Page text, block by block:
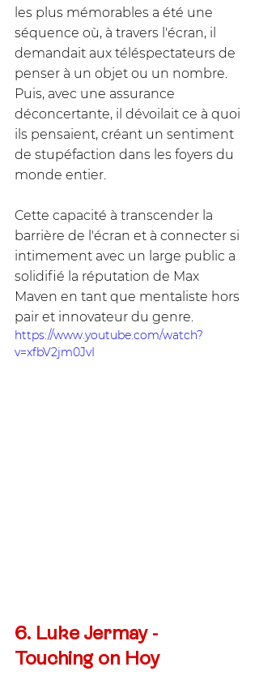
les plus mémorables a été une
séquence où, à travers l'écran, il
demandait aux téléspectateurs de
penser à un objet ou un nombre.
Puis, avec une assurance
déconcertante, il dévoilait ce à quoi
ils pensaient, créant un sentiment
de stupéfaction dans les foyers du
monde entier.
Cette capacité à transcender la
barrière de l'écran et à connecter si
intimement avec un large public a
solidifié la réputation de Max
Maven en tant que mentaliste hors
pair et innovateur du genre.
https://www.youtube.com/watch?
v=xfbV2jm0JvI
6. Luke Jermay -
Touching on Hoy